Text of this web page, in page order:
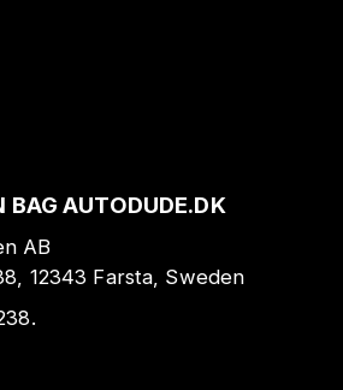
BAG AUTODUDE.DK
AB
12343 Farsta, Sweden
.